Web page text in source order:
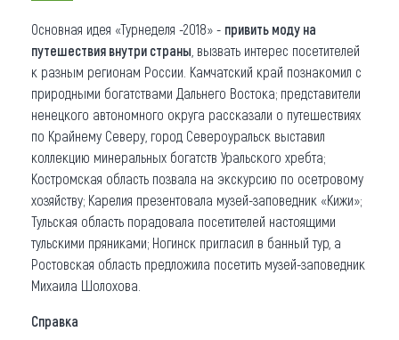
Основная идея «Турнеделя -2018» - привить моду на
путешествия внутри страны , вызвать интерес посетителей
к разным регионам России. Камчатский край познакомил с
природными богатствами Дальнего Востока; представители
ненецкого автономного округа рассказали о путешествиях
по Крайнему Северу, город Североуральск выставил
коллекцию минеральных богатств Уральского хребта;
Костромская область позвала на экскурсию по осетровому
хозяйству; Карелия презентовала музей-заповедник «Кижи»;
Тульская область порадовала посетителей настоящими
тульскими пряниками; Ногинск пригласил в банный тур, а
Ростовская область предложила посетить музей-заповедник
Михаила Шолохова.
Справка